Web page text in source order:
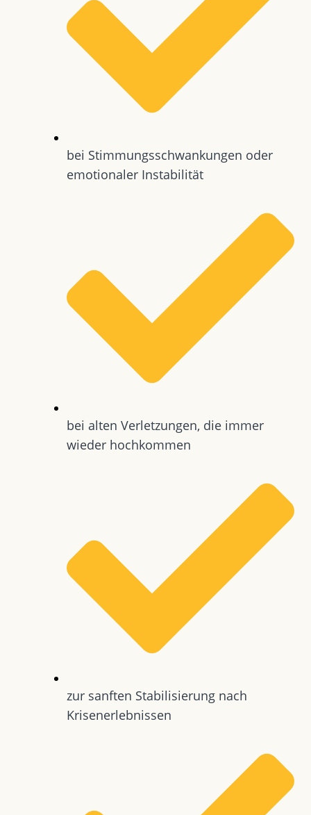
bei Stimmungsschwankungen oder
emotionaler Instabilität
bei alten Verletzungen, die immer
wieder hochkommen
zur sanften Stabilisierung nach
Krisenerlebnissen